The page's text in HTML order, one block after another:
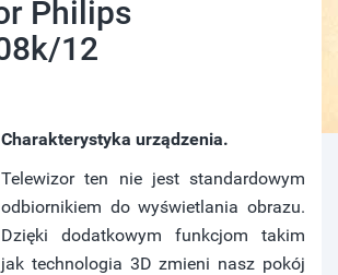
Philips
12
Charakterystyka urządzenia.
Telewizor ten nie jest standardowym
odbiornikiem do wyświetlania obrazu.
Dzięki dodatkowym funkcjom takim
jak technologia 3D zmieni nasz pokój